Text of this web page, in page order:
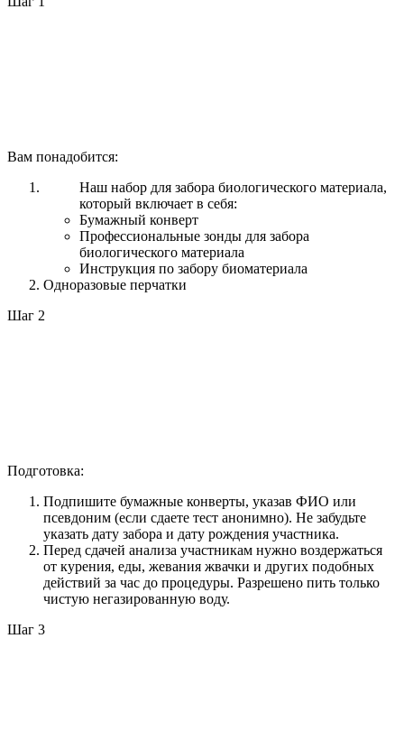
Вам понадобится:
Наш набор для забора биологического материала,
который включает в себя:
Бумажный конверт
Профессиональные зонды для забора
биологического материала
Инструкция по забору биоматериала
Одноразовые перчатки
Шаг 2
Подготовка:
Подпишите бумажные конверты, указав ФИО или
псевдоним (если сдаете тест анонимно). Не забудьте
указать дату забора и дату рождения участника.
Перед сдачей анализа участникам нужно воздержаться
от курения, еды, жевания жвачки и других подобных
действий за час до процедуры. Разрешено пить только
чистую негазированную воду.
Шаг 3